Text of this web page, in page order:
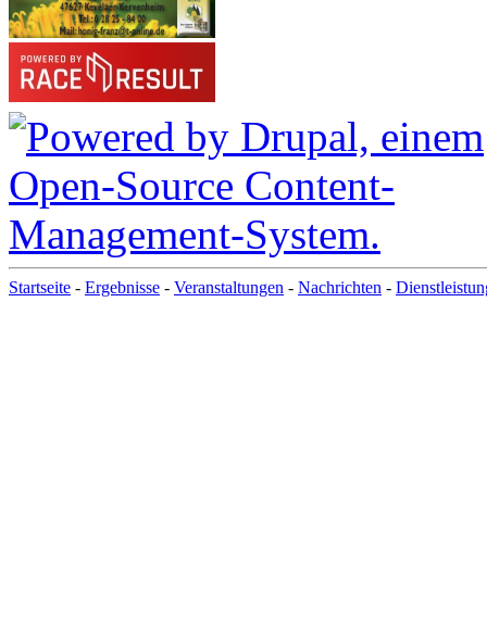
Startseite - Ergebnisse - Veranstaltungen - Nachrichten -